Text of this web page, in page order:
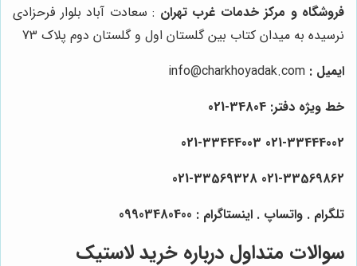
فروشگاه و مرکز خدمات غرب تهران : سعادت آباد بلوار فرحزادی
نرسیده به میدان کتاب بین گلستان اول و گلستان دوم پلاک 73
ایمیل : info@charkhoyadak.com
خط ویژه دفتر: 34804-021
021-33444002 021-33444003
021-33569862 021-33569328
تلگرام . واتساپ . اینستاگرام : 09903480400
سوالات متداول درباره خرید لاستیک